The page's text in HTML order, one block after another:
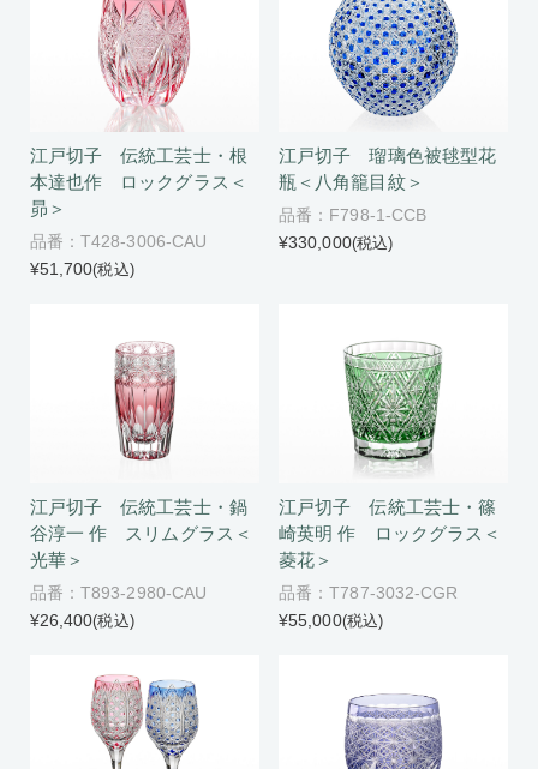
江戸切子 伝統工芸士・根
本達也作 ロックグラス＜
昴＞
品番：T428-3006-CAU
¥51,700(税込)
江戸切子 瑠璃色被毬型花
瓶＜八角籠目紋＞
品番：F798-1-CCB
¥330,000(税込)
江戸切子 伝統工芸士・鍋
谷淳一 作 スリムグラス＜
光華＞
品番：T893-2980-CAU
¥26,400(税込)
江戸切子 伝統工芸士・篠
崎英明 作 ロックグラス＜
菱花＞
品番：T787-3032-CGR
¥55,000(税込)